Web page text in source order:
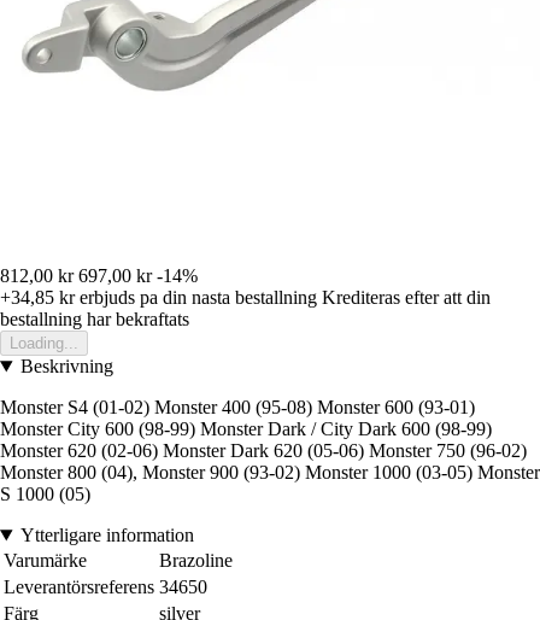
812,00 kr 697,00 kr -14%
+34,85 krerbjuds pa din nasta bestallning Krediteras efter att din
bestallning har bekraftats
Loading...
Beskrivning
Monster S4 (01-02) Monster 400 (95-08) Monster 600 (93-01)
Monster City 600 (98-99) Monster Dark / City Dark 600 (98-99)
Monster 620 (02-06) Monster Dark 620 (05-06) Monster 750 (96-02)
Monster 800 (04), Monster 900 (93-02) Monster 1000 (03-05) Monster
S 1000 (05)
Ytterligare information
Varumärke
Brazoline
Leverantörsreferens 34650
Färg
silver